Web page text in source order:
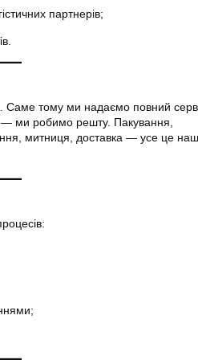
партнерів;
Саме тому ми надаємо повний
— ми робимо решту. Пакування,
митниця, доставка — усе це